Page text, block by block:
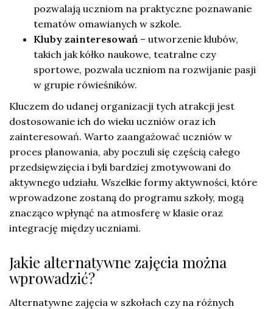
pozwalają uczniom na praktyczne poznawanie
tematów omawianych w szkole.
Kluby zainteresowań – utworzenie klubów,
takich jak kółko naukowe, teatralne czy
sportowe, pozwala uczniom na rozwijanie pasji
w grupie rówieśników.
Kluczem do udanej organizacji tych atrakcji jest
dostosowanie ich do wieku uczniów oraz ich
zainteresowań. Warto zaangażować uczniów w
proces planowania, aby poczuli się częścią całego
przedsięwzięcia i byli bardziej zmotywowani do
aktywnego udziału. Wszelkie formy aktywności, które
wprowadzone zostaną do programu szkoły, mogą
znacząco wpłynąć na atmosferę w klasie oraz
integrację między uczniami.
Jakie alternatywne zajęcia można
wprowadzić?
Alternatywne zajęcia w szkołach czy na różnych